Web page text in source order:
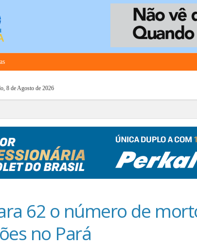
8 de Agosto de 2026
62 o número de
no Pará